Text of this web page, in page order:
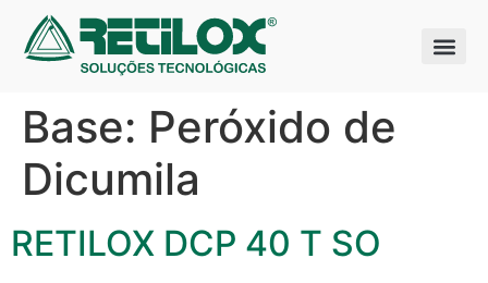
Base: Peróxido de
Dicumila
RETILOX DCP 40 T SO